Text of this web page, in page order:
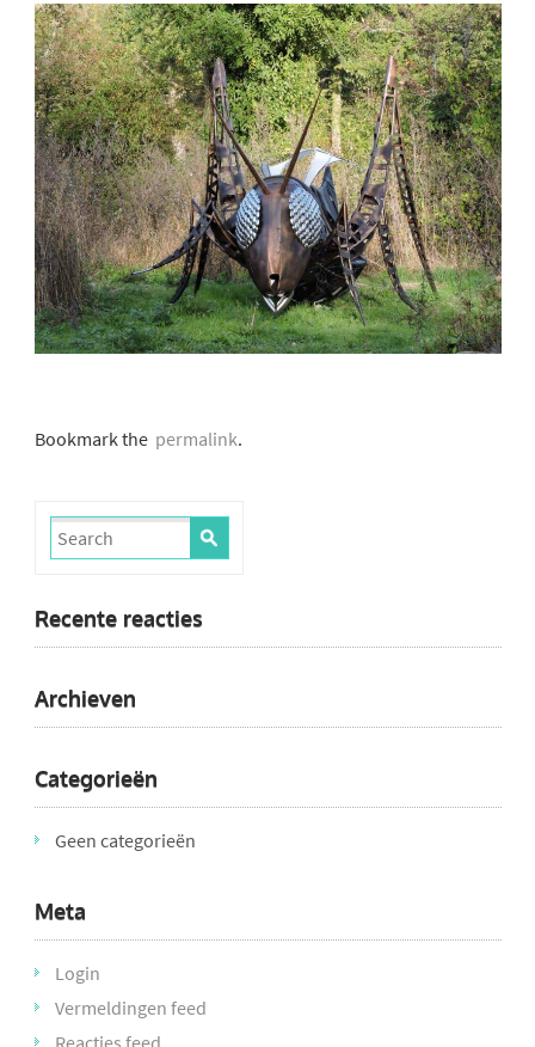
Bookmark thepermalink.
Recente reacties
Archieven
Categorieën
Geen categorieën
Meta
Login
Vermeldingen feed